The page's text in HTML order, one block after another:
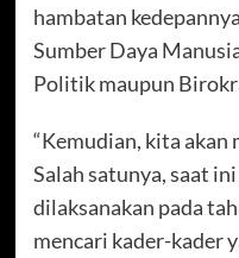
hambatan
Sumber Daya
Politik maupun
“Kemudian, kita akan
Salah satunya, saat
dilaksanakan pada
mencari kader-kader